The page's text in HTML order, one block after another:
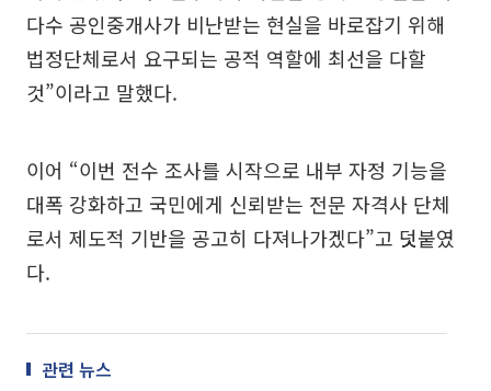
다수 공인중개사가 비난받는 현실을 바로잡기 위해
법정단체로서 요구되는 공적 역할에 최선을 다할
것”이라고 말했다.
이어 “이번 전수 조사를 시작으로 내부 자정 기능을
대폭 강화하고 국민에게 신뢰받는 전문 자격사 단체
로서 제도적 기반을 공고히 다져나가겠다”고 덧붙였
다.
관련 뉴스